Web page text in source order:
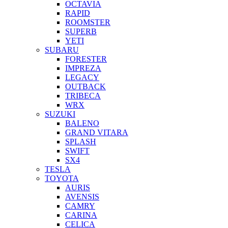
OCTAVIA
RAPID
ROOMSTER
SUPERB
YETI
SUBARU
FORESTER
IMPREZA
LEGACY
OUTBACK
TRIBECA
WRX
SUZUKI
BALENO
GRAND VITARA
SPLASH
SWIFT
SX4
TESLA
TOYOTA
AURIS
AVENSIS
CAMRY
CARINA
CELICA